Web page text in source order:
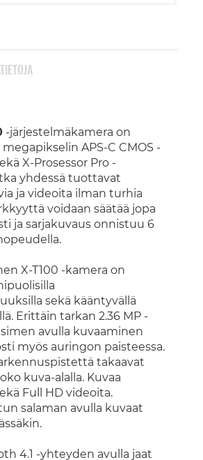
-järjestelmäkamera on
APS-C CMOS -
X-Prosessor Pro -
yhdessä tuottavat
ja videoita ilman turhia
voidaan säätää jopa
ja sarjakuvaus onnistuu 6
X-T100 -kamera on
sekä kääntyvällä
Erittäin tarkan 2.36 MP -
avulla kuvaaminen
myös auringon paisteessa.
takaavat
kuva-alalla. Kuvaa
Full HD videoita.
salaman avulla kuvaat
4.1 -yhteyden avulla jaat